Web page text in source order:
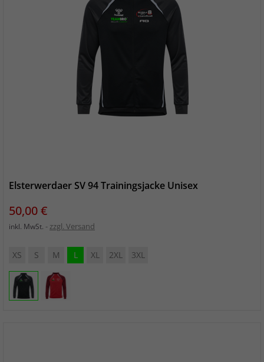
Elsterwerdaer SV 94 Trainingsjacke Unisex
Preis
50,00 €
inkl. MwSt. zzgl. Versand
XS S M L XL 2XL 3XL